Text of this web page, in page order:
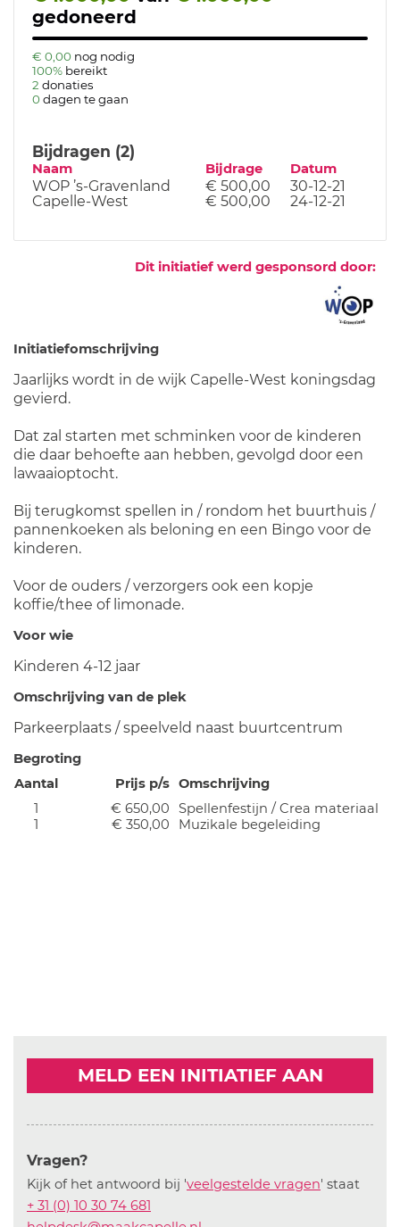
gedoneerd
€ 0,00 nog nodig
100% bereikt
2 donaties
0 dagen te gaan
Bijdragen (2)
Naam Bijdrage Datum
WOP ’s-Gravenland € 500,00
30-12-21
Capelle-West
€ 500,00 24-12-21
Dit initiatief werd gesponsord door:
Initiatiefomschrijving
Jaarlijks wordt in de wijk Capelle-West koningsdag
gevierd.
Dat zal starten met schminken voor de kinderen
die daar behoefte aan hebben, gevolgd door een
lawaaioptocht.
Bij terugkomst spellen in / rondom het buurthuis /
pannenkoeken als beloning en een Bingo voor de
kinderen.
Voor de ouders / verzorgers ook een kopje
koffie/thee of limonade.
Voor wie
Kinderen 4-12 jaar
Omschrijving van de plek
Parkeerplaats / speelveld naast buurtcentrum
Begroting
Aantal
Prijs p/s Omschrijving
1
€ 650,00
Spellenfestijn / Crea materiaal
1
€ 350,00 Muzikale begeleiding
MELD EEN INITIATIEF AAN
Vragen?
Kijk of het antwoord bij 'veelgestelde vragen' staat
+ 31 (0) 10 30 74 681